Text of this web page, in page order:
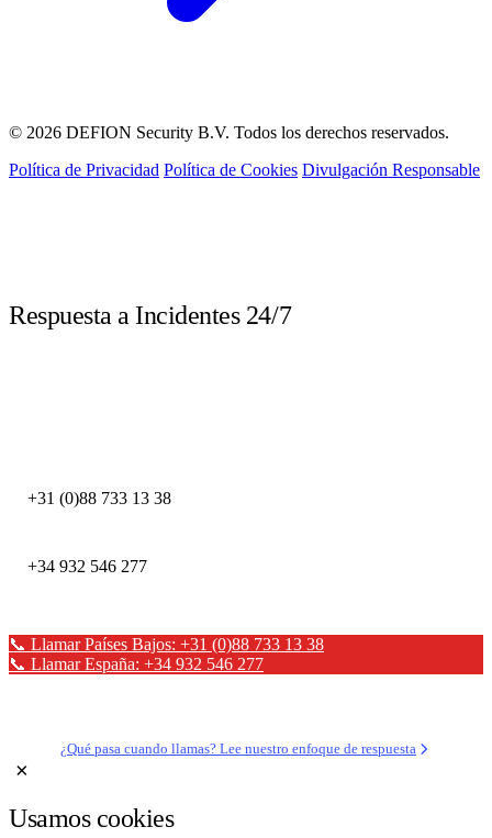
© 2026 DEFION Security B.V. Todos los derechos reservados.
Política de Privacidad Política de Cookies Divulgación Responsable
Respuesta a Incidentes 24/7
+31 (0)88 733 13 38
+34 932 546 277
📞 Llamar Países Bajos: +31 (0)88 733 13 38
📞 Llamar España: +34 932 546 277
¿Qué pasa cuando llamas? Lee nuestro enfoque de respuesta
×
Usamos cookies